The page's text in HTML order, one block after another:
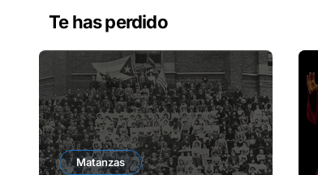
Te has perdido
Matanzas